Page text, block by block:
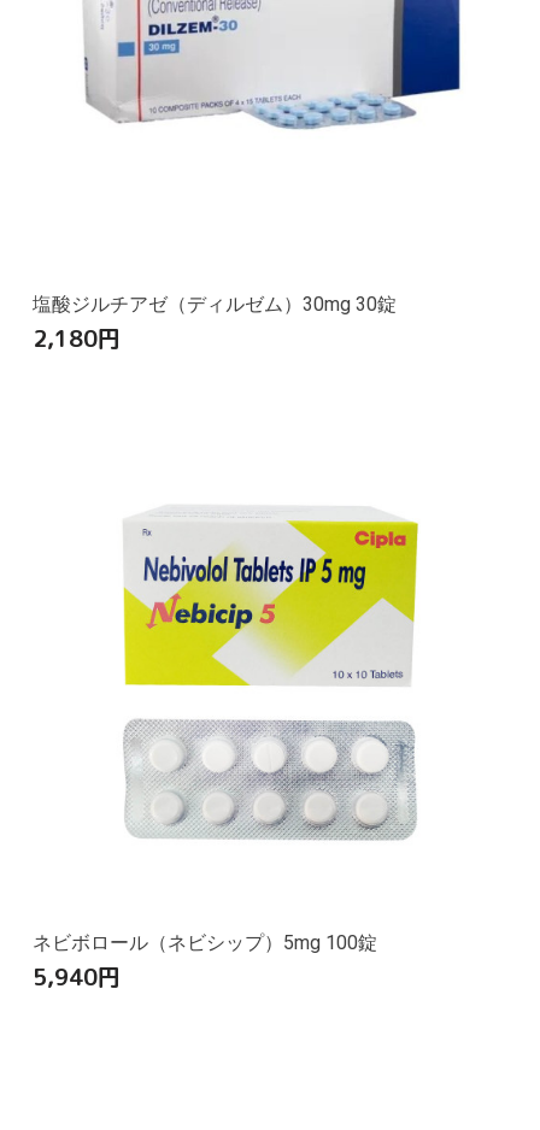
塩酸ジルチアゼ（ディルゼム）30mg 30錠
2,180円
ネビボロール（ネビシップ）5mg 100錠
5,940円